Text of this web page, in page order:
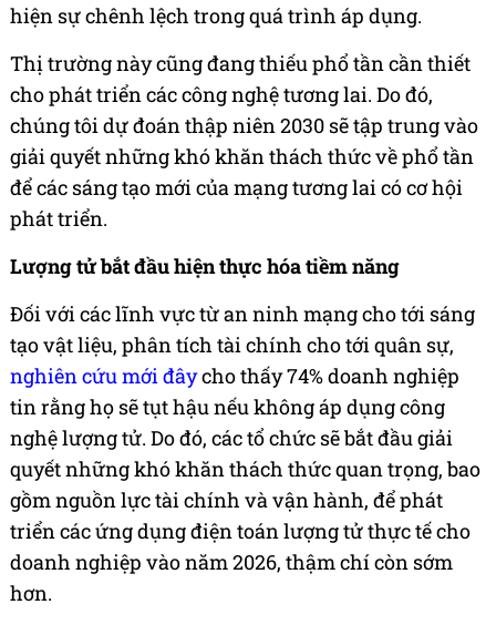
hiện sự chênh lệch trong quá trình áp dụng.
Thị trường này cũng đang thiếu phổ tần cần thiết
cho phát triển các công nghệ tương lai. Do đó,
chúng tôi dự đoán thập niên 2030 sẽ tập trung vào
giải quyết những khó khăn thách thức về phổ tần
để các sáng tạo mới của mạng tương lai có cơ hội
phát triển.
Lượng tử bắt đầu hiện thực hóa tiềm năng
Đối với các lĩnh vực từ an ninh mạng cho tới sáng
tạo vật liệu, phân tích tài chính cho tới quân sự,
nghiên cứu mới đâycho thấy 74% doanh nghiệp
tin rằng họ sẽ tụt hậu nếu không áp dụng công
nghệ lượng tử. Do đó, các tổ chức sẽ bắt đầu giải
quyết những khó khăn thách thức quan trọng, bao
gồm nguồn lực tài chính và vận hành, để phát
triển các ứng dụng điện toán lượng tử thực tế cho
doanh nghiệp vào năm 2026, thậm chí còn sớm
hơn.